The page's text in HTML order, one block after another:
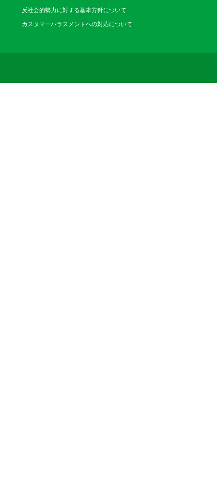
反社会的勢力に対する基本方針について
カスタマーハラスメントへの対応について